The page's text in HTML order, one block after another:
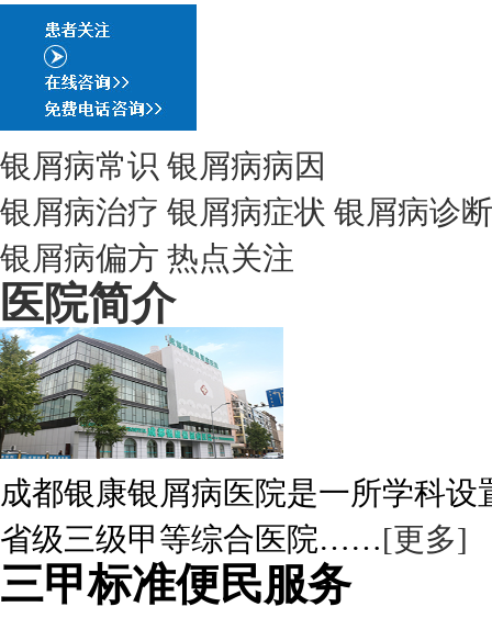
银屑病常识 银屑病病因
银屑病治疗 银屑病症状 银屑病诊断
银屑病偏方 热点关注
医院简介
成都银康银屑病医院是一所学科
省级三级甲等综合医院……[更多]
三甲标准便民服务